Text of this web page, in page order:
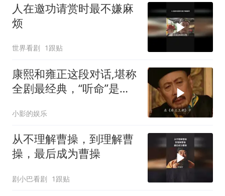
人在邀功请赏时最不嫌麻
烦
世界看剧 1跟贴
康熙和雍正这段对话,堪称
全剧最经典，“听命”是你
小影的娱乐
从不理解曹操，到理解曹
操，最后成为曹操
剧小巴看剧 1跟贴